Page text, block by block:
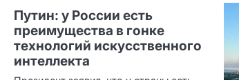
Путин: у России есть
преимущества в гонке
технологий искусственного
интеллекта